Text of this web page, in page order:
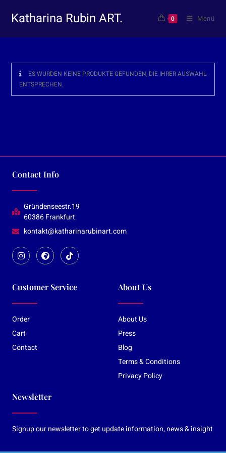
Katharina Rubin ART. 0 Menü
ES WURDEN KEINE PRODUKTE GEFUNDEN, DIE IHRER AUSWAHL
ENTSPRECHEN.
Contact Info
Gründenseestr.19
60386 Frankfurt
kontakt@katharinarubinart.com
Customer Service
Order
Cart
Contact
About Us
About Us
Press
Blog
Terms & Conditions
Privacy Policy
Newsletter
Signup our newsletter to get update information, news & insight